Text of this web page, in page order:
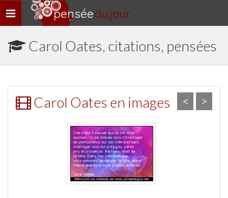
Navigation
rapide
penséedu jour
Carol Oates, citations, pensées
Carol Oates en images < >